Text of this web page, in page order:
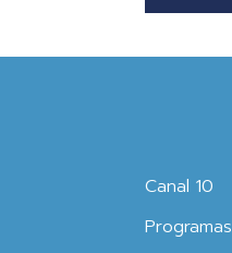
Canal 10
Programas